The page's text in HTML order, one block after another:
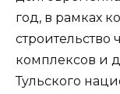
год, в рамках
строительство
комплексов и
Тульского